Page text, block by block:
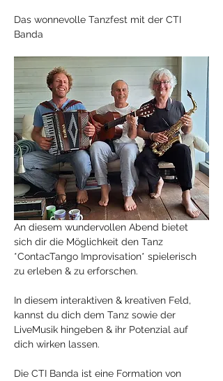
Das wonnevolle Tanzfest mit der CTI
Banda
An diesem wundervollen Abend bietet
sich dir die Möglichkeit den Tanz
*ContacTango Improvisation* spielerisch
zu erleben & zu erforschen.
In diesem interaktiven & kreativen Feld,
kannst du dich dem Tanz sowie der
LiveMusik hingeben & ihr Potenzial auf
dich wirken lassen.
Die CTI Banda ist eine Formation von